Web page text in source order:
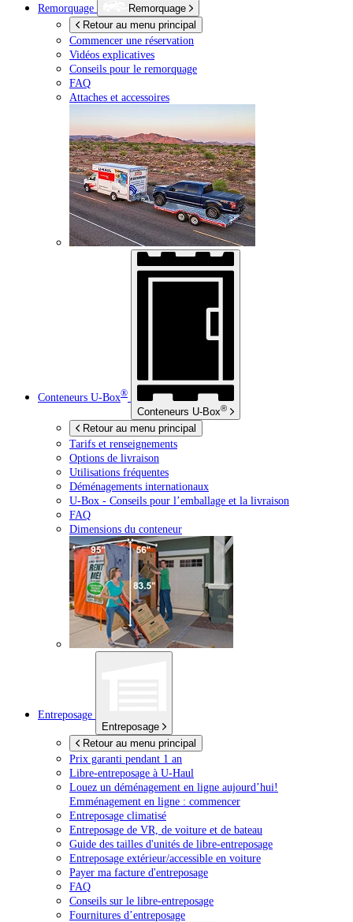
Remorquage
Remorquage
Retour au menu principal
Commencer une réservation
Vidéos explicatives
Conseils pour le remorquage
FAQ
Attaches et accessoires
Conteneurs U-Box®
Conteneurs U-Box®
Retour au menu principal
Tarifs et renseignements
Options de livraison
Utilisations fréquentes
Déménagements internationaux
U-Box - Conseils pour l’emballage et la livraison
FAQ
Dimensions du conteneur
Entreposage
Entreposage
Retour au menu principal
Prix garanti pendant 1 an
Libre-entreposage à U-Haul
Louez un déménagement en ligne aujourd’hui!
Emménagement en ligne : commencer
Entreposage climatisé
Entreposage de VR, de voiture et de bateau
Guide des tailles d'unités de libre-entreposage
Entreposage extérieur/accessible en voiture
Payer ma facture d'entreposage
FAQ
Conseils sur le libre-entreposage
Fournitures d’entreposage